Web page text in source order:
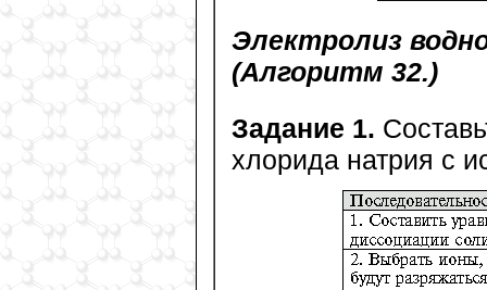
Электролиз
(Алгоритм 32.)
Задание 1.
хлорида натрия с